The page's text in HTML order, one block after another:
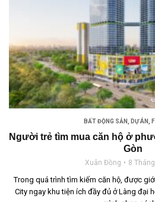
BẤT ĐỘNG SẢN DỰ ÁN
Người trẻ tìm mua căn hộ ở
Gòn
Xuân Đồng 8
Trong quá trình tìm kiếm căn hộ, được
City ngay khu tiện ích đầy đủ ở Làng đại